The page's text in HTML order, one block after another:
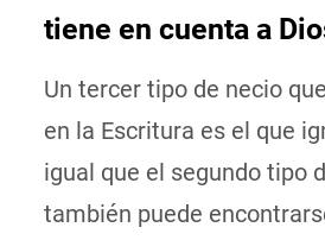
tiene en cuenta a
Un tercer tipo de necio
en la Escritura es el que
igual que el segundo tipo
también puede